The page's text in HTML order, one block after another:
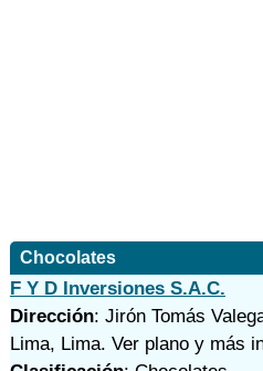
Chocolates
F Y D Inversiones S.A.C.
Dirección: Jirón Tomás
Lima, Lima. Ver plano y más